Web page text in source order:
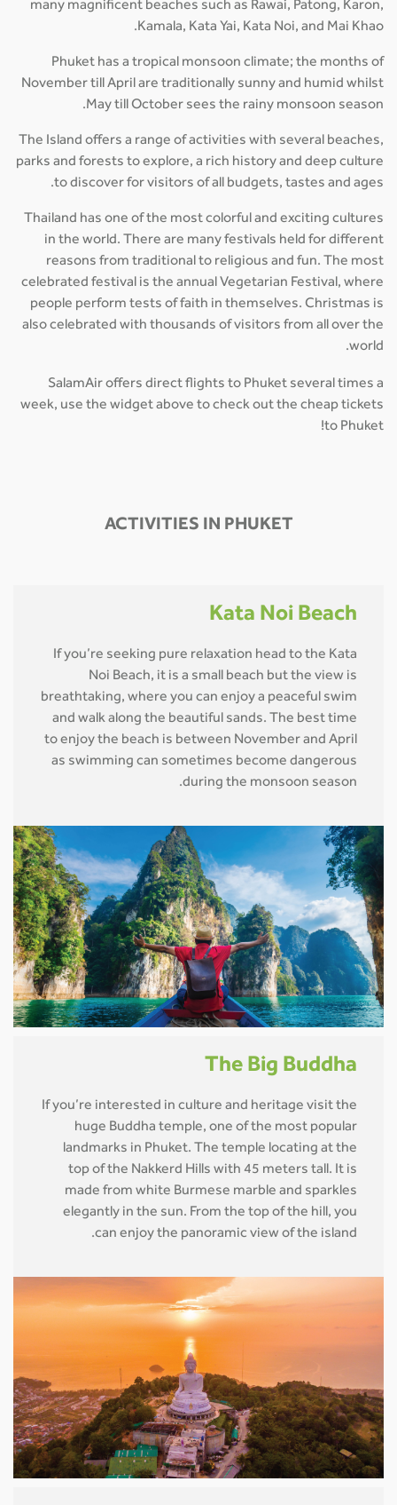
many magnificent beaches such as Rawai, Patong, Karon,
Kamala, Kata Yai, Kata Noi, and Mai Khao.
Phuket has a tropical monsoon climate; the months of
November till April are traditionally sunny and humid whilst
May till October sees the rainy monsoon season.
The Island offers a range of activities with several beaches,
parks and forests to explore, a rich history and deep culture
to discover for visitors of all budgets, tastes and ages.
Thailand has one of the most colorful and exciting cultures
in the world. There are many festivals held for different
reasons from traditional to religious and fun. The most
celebrated festival is the annual Vegetarian Festival, where
people perform tests of faith in themselves. Christmas is
also celebrated with thousands of visitors from all over the
world.
SalamAir offers direct flights to Phuket several times a
week, use the widget above to check out the cheap tickets
to Phuket!
ACTIVITIES IN PHUKET
Kata Noi Beach
If you’re seeking pure relaxation head to the Kata
Noi Beach, it is a small beach but the view is
breathtaking, where you can enjoy a peaceful swim
and walk along the beautiful sands. The best time
to enjoy the beach is between November and April
as swimming can sometimes become dangerous
during the monsoon season.
The Big Buddha
If you’re interested in culture and heritage visit the
huge Buddha temple, one of the most popular
landmarks in Phuket. The temple locating at the
top of the Nakkerd Hills with 45 meters tall. It is
made from white Burmese marble and sparkles
elegantly in the sun. From the top of the hill, you
can enjoy the panoramic view of the island.